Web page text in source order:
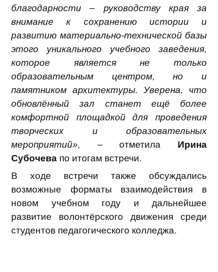
благодарности – руководству края за
внимание к сохранению истории и
развитию материально-технической базы
этого уникального учебного заведения,
которое является не только
образовательным центром, но и
памятником архитектуры. Уверена, что
обновлённый зал станет ещё более
комфортной площадкой для проведения
творческих и образовательных
мероприятий», – отметила Ирина
Субочева по итогам встречи.
В ходе встречи также обсуждались
возможные форматы взаимодействия в
новом учебном году и дальнейшее
развитие волонтёрского движения среди
студентов педагогического колледжа.